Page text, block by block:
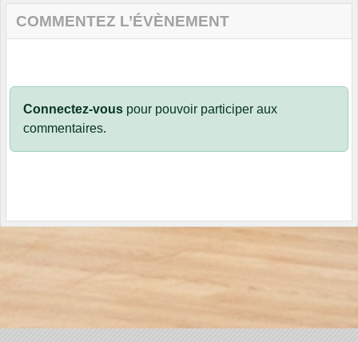
COMMENTEZ L’ÉVÈNEMENT
Connectez-vous pour pouvoir participer aux
commentaires.